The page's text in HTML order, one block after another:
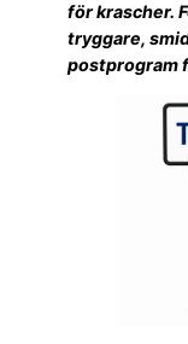
för krascher.
tryggare,
postprogram